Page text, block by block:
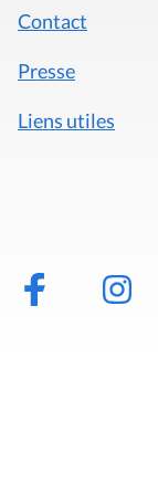
Contact
Presse
Liens utiles